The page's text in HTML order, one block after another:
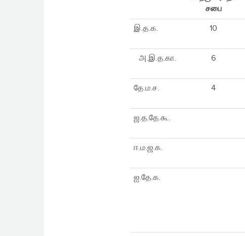
சபை
இ.த.க. 10
அ.இ.த.கா. 6
தே.ம.ச. 4
ஜ.த.தே.கூ.
ஈ.ம.ஜ.க.
ஐ.தே.க.